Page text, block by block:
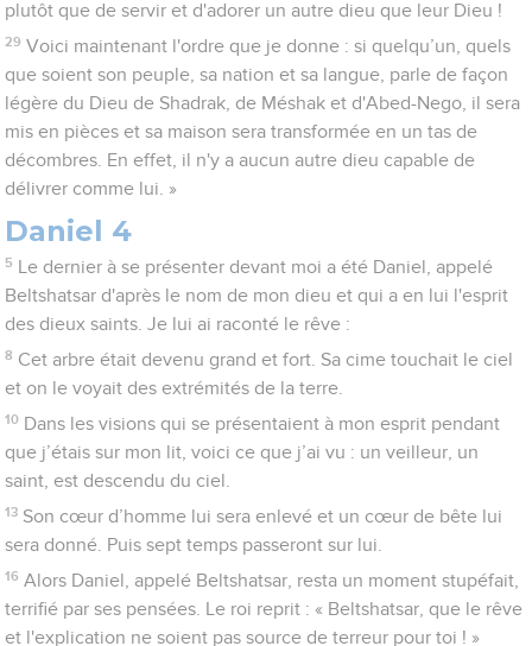
plutôt que de servir et d'adorer un autre dieu que leur Dieu !
29 Voici maintenant l'ordre que je donne : si quelqu’un, quels
que soient son peuple, sa nation et sa langue, parle de façon
légère du Dieu de Shadrak, de Méshak et d'Abed-Nego, il sera
mis en pièces et sa maison sera transformée en un tas de
décombres. En effet, il n'y a aucun autre dieu capable de
délivrer comme lui. »
Daniel 4
5
Le dernier à se présenter devant moi a été Daniel, appelé
Beltshatsar d'après le nom de mon dieu et qui a en lui l'esprit
des dieux saints. Je lui ai raconté le rêve :
8 Cet arbre était devenu grand et fort. Sa cime touchait le ciel
et on le voyait des extrémités de la terre.
10 Dans les visions qui se présentaient à mon esprit pendant
que j’étais sur mon lit, voici ce que j’ai vu : un veilleur, un
saint, est descendu du ciel.
13 Son cœur d’homme lui sera enlevé et un cœur de bête lui
sera donné. Puis sept temps passeront sur lui.
16 Alors Daniel, appelé Beltshatsar, resta un moment stupéfait,
terrifié par ses pensées. Le roi reprit : « Beltshatsar, que le rêve
et l'explication ne soient pas source de terreur pour toi ! »